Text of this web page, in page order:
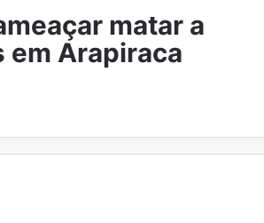
matar a
em Arapiraca